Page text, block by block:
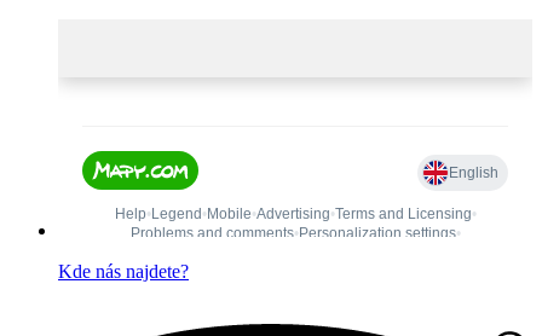
Kde nás najdete?